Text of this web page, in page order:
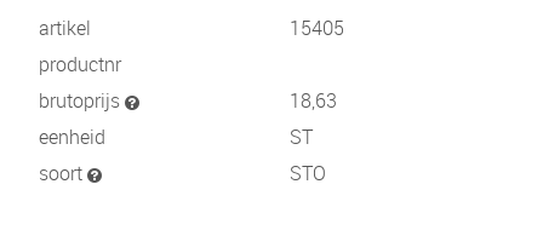
artikel
15405
productnr
brutoprijs
18,63
eenheid
ST
soort
STO